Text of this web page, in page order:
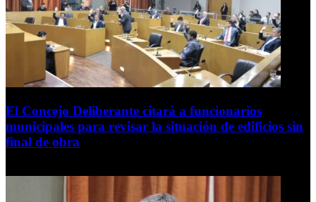
El Concejo Deliberante citará a funcionarios
municipales para revisar la situación de edificios sin
final de obra